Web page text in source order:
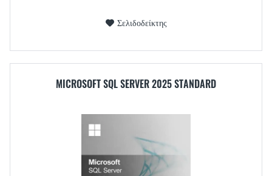
Σελιδοδείκτης
MICROSOFT SQL SERVER 2025 STANDARD